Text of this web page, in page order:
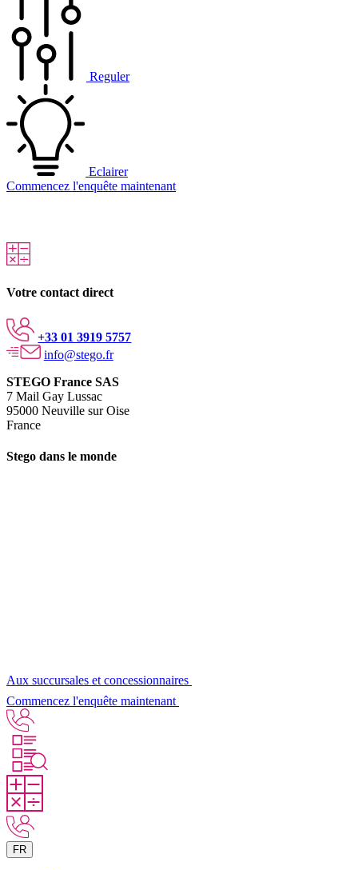
Reguler
Eclairer
Commencez l'enquête maintenant
Votre contact direct
+33 01 3919 5757
info@stego.fr
STEGO France SAS
7 Mail Gay Lussac
95000 Neuville sur Oise
France
Stego dans le monde
Aux succursales et concessionnaires
Commencez l'enquête maintenant
FR